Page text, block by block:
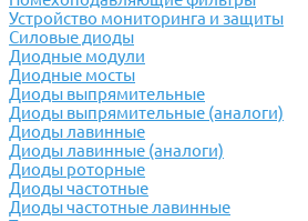
Устройство мониторинга и защиты
Силовые диоды
Диодные модули
Диодные мосты
Диоды выпрямительные
Диоды выпрямительные (аналоги)
Диоды лавинные
Диоды лавинные (аналоги)
Диоды роторные
Диоды частотные
Диоды частотные лавинные